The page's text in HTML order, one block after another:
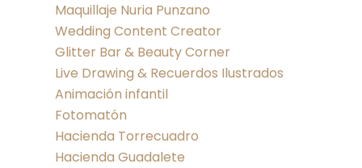
Maquillaje Nuria Punzano
Wedding Content Creator
Glitter Bar & Beauty Corner
Live Drawing & Recuerdos Ilustrados
Animación infantil
Fotomatón
Hacienda Torrecuadro
Hacienda Guadalete